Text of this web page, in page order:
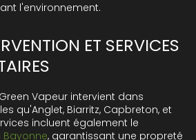
l'environnement.
ET SERVICES
Vapeur intervient dans
qu'Anglet, Biarritz, Capbreton, et
incluent également le
, garantissant une propreté